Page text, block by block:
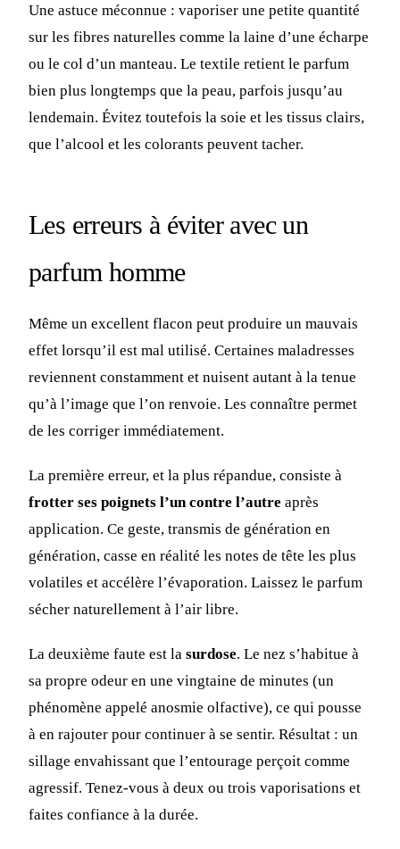
Une astuce méconnue : vaporiser une petite quantité
sur les fibres naturelles comme la laine d’une écharpe
ou le col d’un manteau. Le textile retient le parfum
bien plus longtemps que la peau, parfois jusqu’au
lendemain. Évitez toutefois la soie et les tissus clairs,
que l’alcool et les colorants peuvent tacher.
Les erreurs à éviter avec un
parfum homme
Même un excellent flacon peut produire un mauvais
effet lorsqu’il est mal utilisé. Certaines maladresses
reviennent constamment et nuisent autant à la tenue
qu’à l’image que l’on renvoie. Les connaître permet
de les corriger immédiatement.
La première erreur, et la plus répandue, consiste à
frotter ses poignets l’un contre l’autre après
application. Ce geste, transmis de génération en
génération, casse en réalité les notes de tête les plus
volatiles et accélère l’évaporation. Laissez le parfum
sécher naturellement à l’air libre.
La deuxième faute est la surdose. Le nez s’habitue à
sa propre odeur en une vingtaine de minutes (un
phénomène appelé anosmie olfactive), ce qui pousse
à en rajouter pour continuer à se sentir. Résultat : un
sillage envahissant que l’entourage perçoit comme
agressif. Tenez-vous à deux ou trois vaporisations et
faites confiance à la durée.